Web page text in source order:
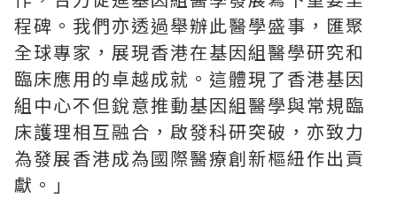
程碑。我們亦透過舉辦此醫學盛事，匯聚
全球專家，展現香港在基因組醫學研究和
臨床應用的卓越成就。這體現了香港基因
組中心不但銳意推動基因組醫學與常規臨
床護理相互融合，啟發科研突破，亦致力
為發展香港成為國際醫療創新樞紐作出貢
獻。」